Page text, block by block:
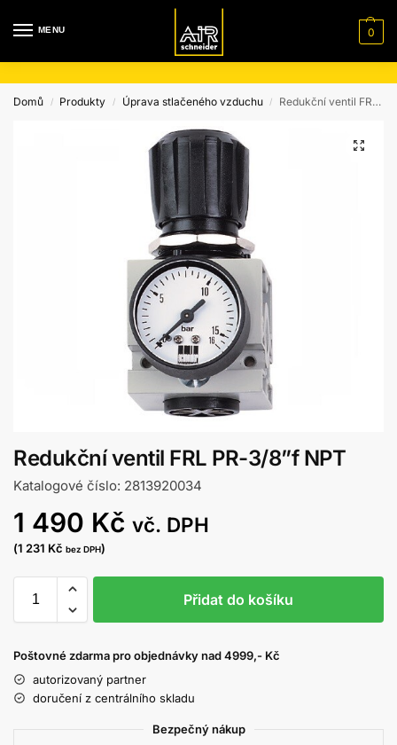
MENU 0
Domů / Produkty / Úprava stlačeného vzduchu / Redukční ventil FRL PR-3/8”f NPT
Redukční ventil FRL PR-3/8”f NPT
Katalogové číslo: 2813920034
1 490 Kč vč. DPH
(1 231 Kč bez DPH)
Přidat do košíku
Poštovné zdarma pro objednávky nad 4999,- Kč
autorizovaný partner
doručení z centrálního skladu
Bezpečný nákup